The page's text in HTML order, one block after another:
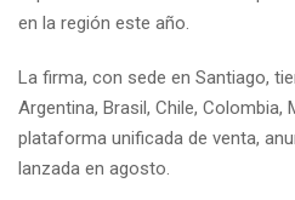
en la región este año.
La firma, con sede en Santiago,
Argentina, Brasil, Chile, Colombia,
plataforma unificada de venta,
lanzada en agosto.